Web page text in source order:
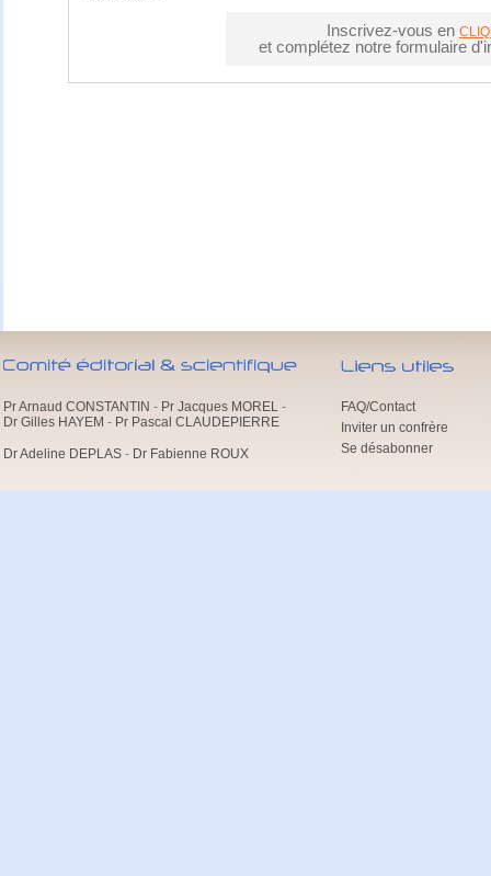
Inscrivez-vous en
et complétez notre formulaire
Pr Arnaud CONSTANTIN - Pr Jacques MOREL -
Dr Gilles HAYEM - Pr Pascal CLAUDEPIERRE
Dr Adeline DEPLAS - Dr Fabienne ROUX
FAQ/Contact
Inviter un confrère
Se désabonner